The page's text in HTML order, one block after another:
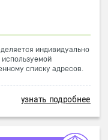
индивидуально
списку адресов.
узнать подробнее